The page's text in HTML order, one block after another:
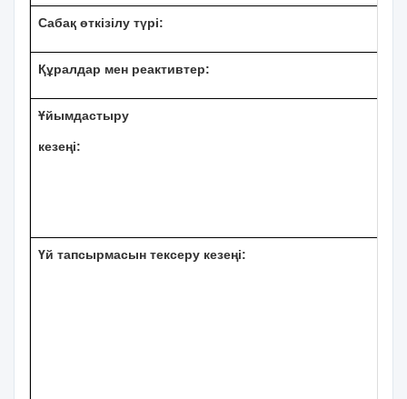
Сабақ өткізілу түрі:
Құралдар мен реактивтер:
Ұйымдастыру
кезеңі:
Үй тапсырмасын тексеру кезеңі: